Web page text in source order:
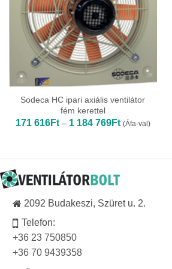
Sodeca HC ipari axiális ventilátor
fém kerettel
171 616Ft – 1 184 769FtÁrtartomány:
171
769Ft
(Áfa-val)
2092 Budakeszi, Szüret u. 2.
Telefon:
+36 23 750850
+36 70 9439358